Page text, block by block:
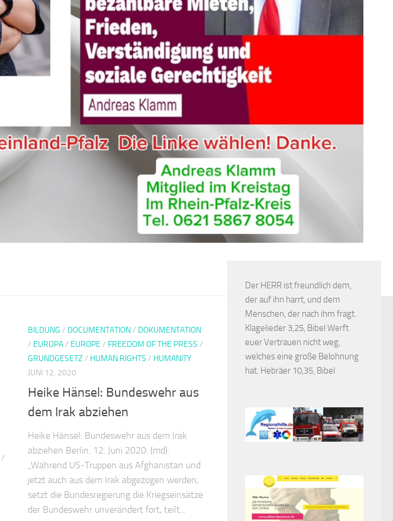
/
BILDUNG / DOCUMENTATION/ DOKUMENTATION
/ EUROPA/ EUROPE / FREEDOM OF THE PRESS /
GRUNDGESETZ / HUMAN RIGHTS / HUMANITY
JUNI 12, 2020
Heike Hänsel: Bundeswehr aus
dem Irak abziehen
Heike Hänsel: Bundeswehr aus dem Irak
abziehen Berlin. 12. Juni 2020. (md).
„Während US-Truppen aus Afghanistan und
jetzt auch aus dem Irak abgezogen werden,
setzt die Bundesregierung die Kriegseinsätze
der Bundeswehr unverändert fort, teilt...
Der HERR ist freundlich dem,
der auf ihn harrt, und dem
Menschen, der nach ihm fragt.
Klagelieder 3,25, Bibel Werft
euer Vertrauen nicht weg,
welches eine große Belohnung
hat. Hebräer 10,35, Bibel